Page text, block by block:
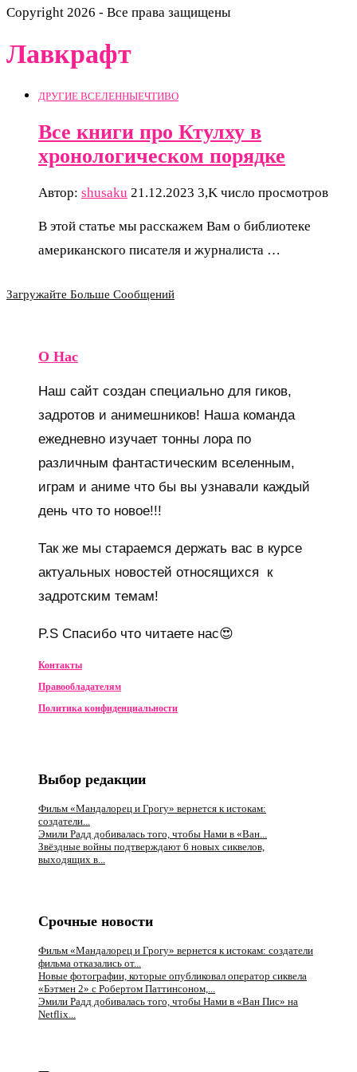
Copyright 2026 - Все права защищены
Лавкрафт
ДРУГИЕ ВСЕЛЕННЫЕЧТИВО
Все книги про Ктулху в
хронологическом порядке
Автор: shusaku 21.12.2023 3,K число просмотров
В этой статье мы расскажем Вам о библиотеке
американского писателя и журналиста …
Загружайте Больше Сообщений
О Нас
Наш сайт создан специально для гиков,
задротов и анимешников! Наша команда
ежедневно изучает тонны лора по
различным фантастическим вселенным,
играм и аниме что бы вы узнавали каждый
день что то новое!!!
Так же мы стараемся держать вас в курсе
актуальных новостей относящихся к
задротским темам!
P.S Спасибо что читаете нас😍
Контакты
Правообладателям
Политика конфиденциальности
Выбор редакции
Фильм «Мандалорец и Грогу» вернется к истокам:
создатели...
Эмили Радд добивалась того, чтобы Нами в «Ван...
Звёздные войны подтверждают 6 новых сиквелов,
выходящих в...
Срочные новости
Фильм «Мандалорец и Грогу» вернется к истокам: создатели
фильма отказались от...
Новые фотографии, которые опубликовал оператор сиквела
«Бэтмен 2» с Робертом Паттинсоном,...
Эмили Радд добивалась того, чтобы Нами в «Ван Пис» на
Netflix...